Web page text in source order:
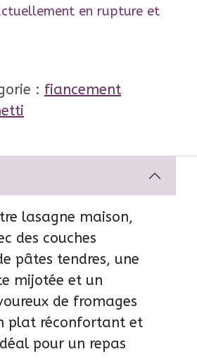
en rupture et
: fiancement
lasagne maison,
des couches
pâtes tendres, une
mijotée et un
de fromages
plat réconfortant et
pour un repas